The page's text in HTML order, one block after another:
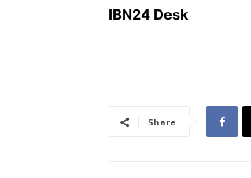
IBN24 Desk
Share